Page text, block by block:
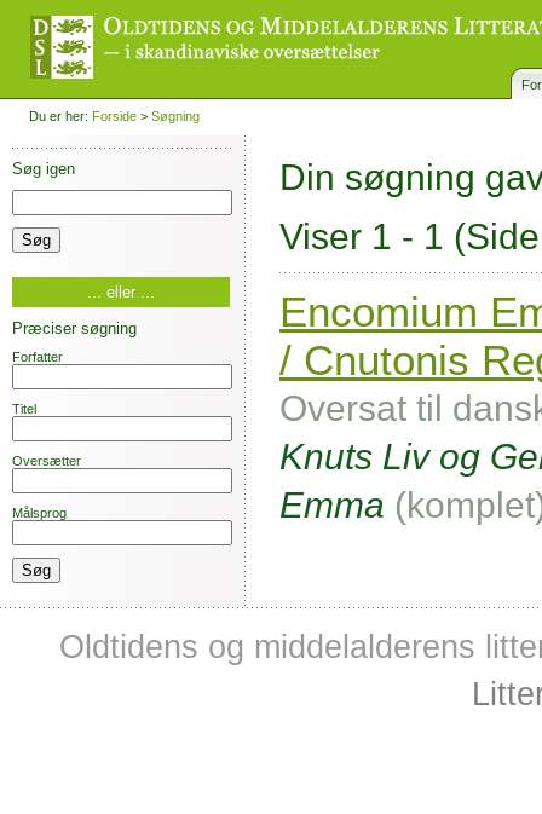
Du er her: Forside > Søgning
Søg igen
... eller ...
Præciser søgning
Forfatter
Titel
Oversætter
Målsprog
Din søgning
Viser 1 - 1
Encomium
/ Cnutonis
Oversat til
Knuts Liv og
Emma
Oldtidens og middelalderens